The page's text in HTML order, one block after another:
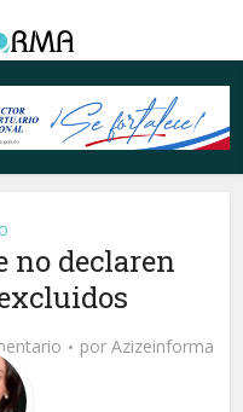
no declaren
por Azizeinforma